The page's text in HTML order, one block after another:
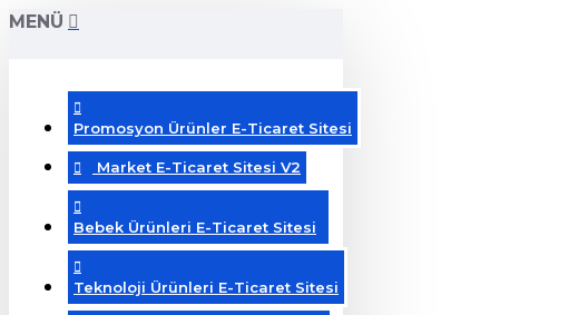
MENÜ
Promosyon Ürünler E-Ticaret Sitesi
Market E-Ticaret Sitesi V2
Bebek Ürünleri E-Ticaret Sitesi
Teknoloji Ürünleri E-Ticaret Sitesi